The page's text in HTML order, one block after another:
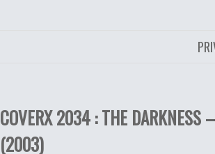
COVERX 2034 : THE DARKNESS
(2003)